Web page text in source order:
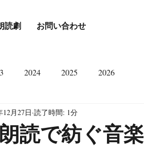
読劇 お問い合わせ
2024 2025 2026
読で紡ぐ音
12月27日 読了時間: 1分